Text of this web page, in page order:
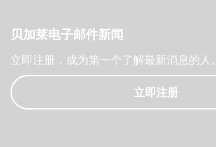
贝加莱电子邮件新闻
立即注册，成为第一个了解最新消息的人。
立即注册